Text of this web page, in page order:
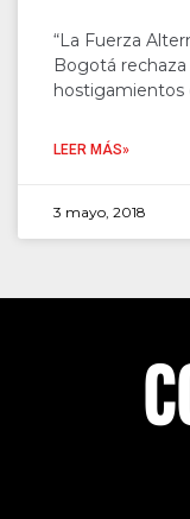
“La Fuerza
Bogotá
hostigamientos
LEER MÁS»
3 mayo, 2018